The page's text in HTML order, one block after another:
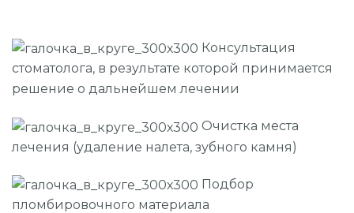
Консультация
стоматолога, в результате которой принимается
решение о дальнейшем лечении
Очистка места
лечения (удаление налета, зубного камня)
Подбор
пломбировочного материала